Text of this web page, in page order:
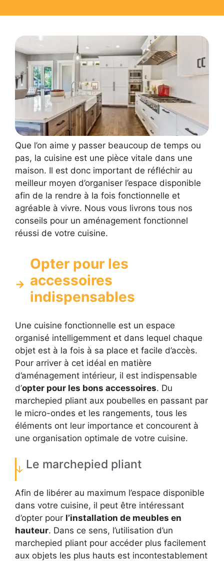
Que l’on aime y passer beaucoup de temps ou
pas, la cuisine est une pièce vitale dans une
maison. Il est donc important de réfléchir au
meilleur moyen d’organiser l’espace disponible
afin de la rendre à la fois fonctionnelle et
agréable à vivre. Nous vous livrons tous nos
conseils pour un aménagement fonctionnel
réussi de votre cuisine.
Opter pour les
accessoires
indispensables
Une cuisine fonctionnelle est un espace
organisé intelligemment et dans lequel chaque
objet est à la fois à sa place et facile d’accès.
Pour arriver à cet idéal en matière
d’aménagement intérieur, il est indispensable
d’opter pour les bons accessoires. Du
marchepied pliant aux poubelles en passant par
le micro-ondes et les rangements, tous les
éléments ont leur importance et concourent à
une organisation optimale de votre cuisine.
Le marchepied pliant
Afin de libérer au maximum l’espace disponible
dans votre cuisine, il peut être intéressant
d’opter pour l’installation de meubles en
hauteur. Dans ce sens, l’utilisation d’un
marchepied pliant pour accéder plus facilement
aux objets les plus hauts est incontestablement